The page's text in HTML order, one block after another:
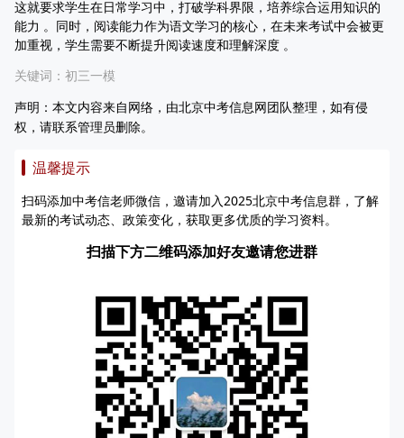
这就要求学生在日常学习中，打破学科界限，培养综合运用知识的
能力 。同时，阅读能力作为语文学习的核心，在未来考试中会被更
加重视，学生需要不断提升阅读速度和理解深度 。
关键词： 初三一模
声明：本文内容来自网络，由北京中考信息网团队整理，如有侵
权，请联系管理员删除。
温馨提示
扫码添加中考信老师微信，邀请加入2025北京中考信息群，了解
最新的考试动态、政策变化，获取更多优质的学习资料。
扫描下方二维码添加好友邀请您进群